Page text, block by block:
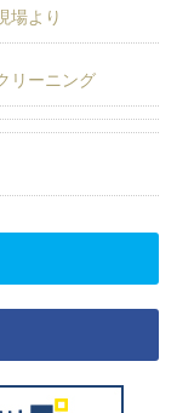
場より
リーニング